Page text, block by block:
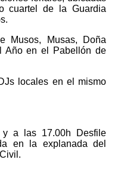
cuartel de la Guardia
Musos, Musas, Doña
Año en el Pabellón de
locales en el mismo
y a las 17.00h Desfile
en la explanada del